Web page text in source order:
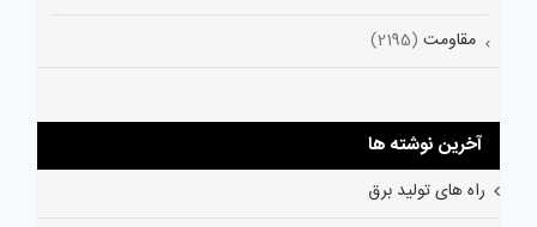
مقاومت (2195)
آخرین نوشته ها
راه های تولید برق